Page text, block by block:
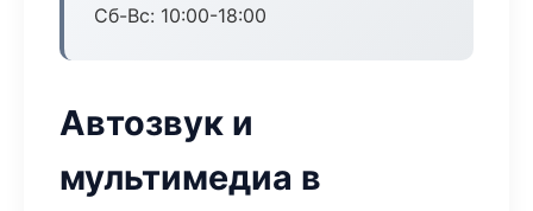
Сб-Вс: 10:00-18:00
Автозвук и
мультимедиа в